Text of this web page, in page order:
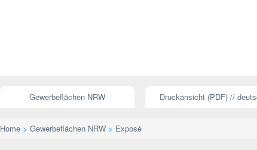
Gewerbeflächen NRW Druckansicht (PDF) //
Home > Gewerbeflächen NRW > Exposé